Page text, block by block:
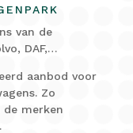
van de
DAF,…
aanbod voor
Zo
de merken